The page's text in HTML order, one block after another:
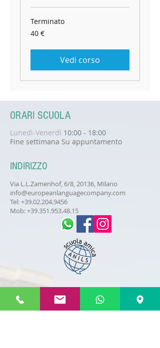
Terminato
40
euro
40 €
Vedi corso
ORARI SCUOLA
Lunedì-Venerdì 10:00 - 18:00
Fine settimana Su appuntamento
INDIRIZZO
Via L.L.Zamenhof, 6/8, 20136, Milano
info@europeanlanguagecompany.com
Tel:+39.02.204.9456
Mob:+39.351.953.48.15
RICEVI I NOSTRI
AGGIORNAMENTI